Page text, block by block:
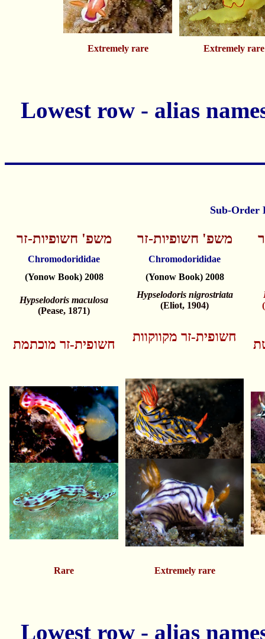
Extremely rare Extremely rare
משפ' חשופיות-זר משפ' חשופיות-זר
Chromodorididae
Chromodorididae
(Yonow Book) 2008
(Yonow Book) 2008
Hypselodoris maculosa
(Pease, 1871)
Hypselodoris nigrostriata
(Eliot, 1904)
חשופית-זר מוכתמת חשופית-זר מקווקוות
Rare Extremely rare